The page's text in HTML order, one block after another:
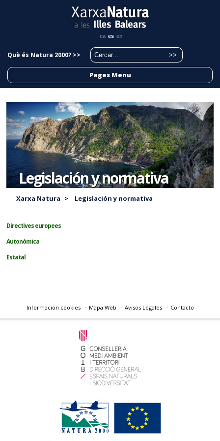
ca es en
Què és Natura 2000? >>
Pages Menu
Legislación y normativa
Xarxa Natura > Legislación y normativa
Directives europees
Autonòmica
Estatal
Información cookies Mapa Web Avisos Legales Contacto